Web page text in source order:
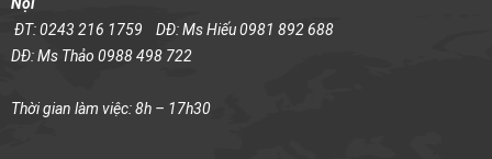
ĐT: 0243 216 1759 DĐ: Ms Hiếu 0981 892 688
DĐ: Ms Thảo 0988 498 722
Thời gian làm việc: 8h – 17h30